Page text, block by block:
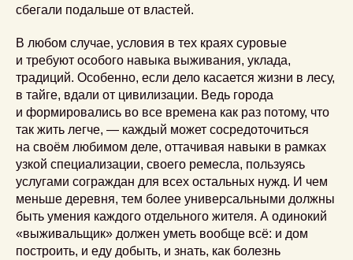
сбегали подальше от властей.
В любом случае, условия в тех краях суровые
и требуют особого навыка выживания, уклада,
традиций. Особенно, если дело касается жизни в лесу,
в тайге, вдали от цивилизации. Ведь города
и формировались во все времена как раз потому, что
так жить легче, — каждый может сосредоточиться
на своём любимом деле, оттачивая навыки в рамках
узкой специализации, своего ремесла, пользуясь
услугами сограждан для всех остальных нужд. И чем
меньше деревня, тем более универсальными должны
быть умения каждого отдельного жителя. А одинокий
«выживальщик» должен уметь вообще всё: и дом
построить, и еду добыть, и знать, как болезнь